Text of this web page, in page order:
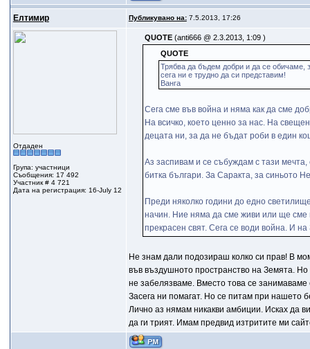
Елтимир Публикувано на:7.5.2013, 17:26
Отдаден
Група: участници
Съобщения: 17 492
Участник # 4 721
Дата на регистрация: 16-July 12
QUOTE (anti666 @ 2.3.2013, 1:09 )
QUOTE
Трябва да бъдем добри и да се обичаме,
сега ни е трудно да си представим!
Ванга
Сега сме във война и няма как да сме
На всичко, което ценно за нас. На
децата ни, за да не бъдат роби в един
Аз заспивам и се събуждам с тази
битка българи. За Саракта, за синьото
Преди няколко години до едно
начин. Ние няма да сме живи или ще сме
прекрасен свят. Сега се води война. И
Не знам дали подозираш колко си прав! В
във въздушното пространство на Земята.
не забелязваме. Вместо това се
Засега ни помагат. Но се питам при нашето
Лично аз нямам никакви амбиции. Исках да
да ги трият. Имам предвид изтритите ми